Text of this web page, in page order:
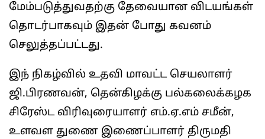
மேம்படுத்துவதற்கு தேவையான விடயங்கள்
தொடர்பாகவும் இதன் போது கவனம்
செலுத்தப்பட்டது.
இந் நிகழ்வில் உதவி மாவட்ட செயலாளர்
ஜி.பிரணவன், தென்கிழக்கு பல்கலைக்கழக
சிரேஸ்ட விரிவுரையாளர் எம்.ஏ.எம் சமீன்,
உளவள துணை இணைப்பாளர் திருமதி